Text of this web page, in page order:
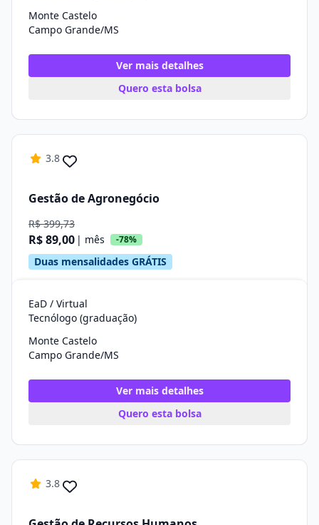
Monte Castelo
Campo Grande/MS
Ver mais detalhes
Quero esta bolsa
3.8
Gestão de Agronegócio
R$ 399,73
R$ 89,00 | mês -78%
Duas mensalidades GRÁTIS
EaD / Virtual
Tecnólogo (graduação)
Monte Castelo
Campo Grande/MS
Ver mais detalhes
Quero esta bolsa
3.8